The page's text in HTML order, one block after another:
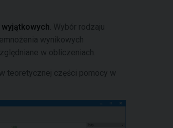
wyjątkowych . Wybór rodzaju
wynikowych
w obliczeniach.
teoretycznej części pomocy w